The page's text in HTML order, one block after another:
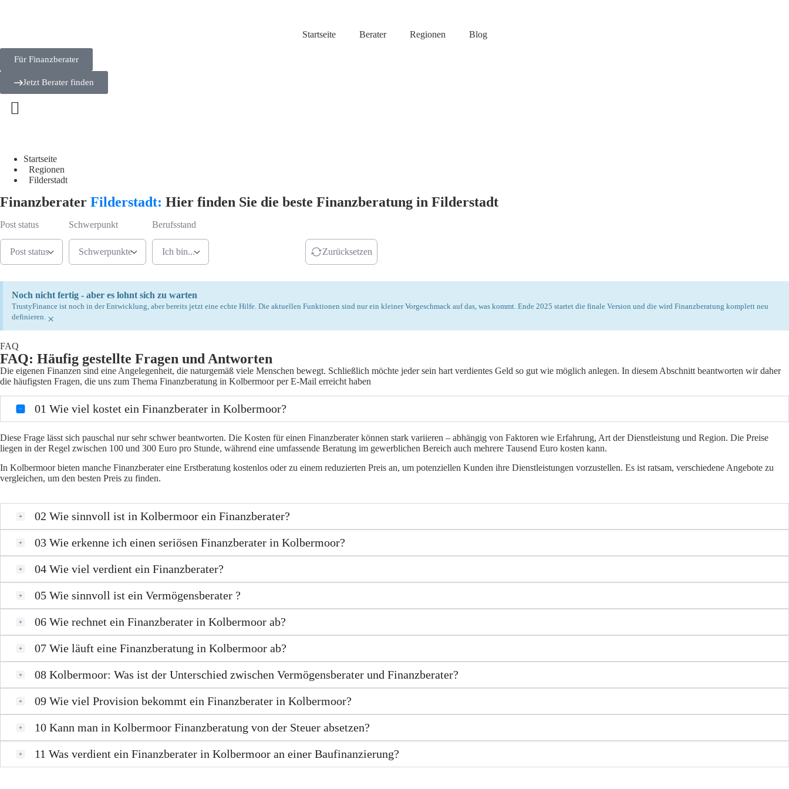
Startseite Berater Regionen Blog
Für Finanzberater
Jetzt Berater finden
Startseite
Regionen
Filderstadt
Finanzberater Filderstadt: Hier finden Sie die beste Finanzberatung in Filderstadt
Post status
Post status
Schwerpunkt
Schwerpunkte
Berufsstand
Ich bin... Zurücksetzen
Noch nicht fertig - aber es lohnt sich zu warten
TrustyFinance ist noch in der Entwicklung, aber bereits jetzt eine echte Hilfe. Die aktuellen Funktionen sind nur ein kleiner Vorgeschmack auf das, was kommt. Ende 2025 startet die finale Version und die wird Finanzberatung komplett neu
definieren. ×
FAQ
FAQ: Häufig gestellte Fragen und Antworten
Die eigenen Finanzen sind eine Angelegenheit, die naturgemäß viele Menschen bewegt. Schließlich möchte jeder sein hart verdientes Geld so gut wie möglich anlegen. In diesem Abschnitt beantworten wir daher
die häufigsten Fragen, die uns zum Thema Finanzberatung in Kolbermoor per E-Mail erreicht haben
01 Wie viel kostet ein Finanzberater in Kolbermoor?
Diese Frage lässt sich pauschal nur sehr schwer beantworten. Die Kosten für einen Finanzberater können stark variieren – abhängig von Faktoren wie Erfahrung, Art der Dienstleistung und Region. Die Preise
liegen in der Regel zwischen 100 und 300 Euro pro Stunde, während eine umfassende Beratung im gewerblichen Bereich auch mehrere Tausend Euro kosten kann.
In Kolbermoor bieten manche Finanzberater eine Erstberatung kostenlos oder zu einem reduzierten Preis an, um potenziellen Kunden ihre Dienstleistungen vorzustellen. Es ist ratsam, verschiedene Angebote zu
vergleichen, um den besten Preis zu finden.
02 Wie sinnvoll ist in Kolbermoor ein Finanzberater?
03 Wie erkenne ich einen seriösen Finanzberater in Kolbermoor?
04 Wie viel verdient ein Finanzberater?
05 Wie sinnvoll ist ein Vermögensberater ?
06 Wie rechnet ein Finanzberater in Kolbermoor ab?
07 Wie läuft eine Finanzberatung in Kolbermoor ab?
08 Kolbermoor: Was ist der Unterschied zwischen Vermögensberater und Finanzberater?
09 Wie viel Provision bekommt ein Finanzberater in Kolbermoor?
10 Kann man in Kolbermoor Finanzberatung von der Steuer absetzen?
11 Was verdient ein Finanzberater in Kolbermoor an einer Baufinanzierung?